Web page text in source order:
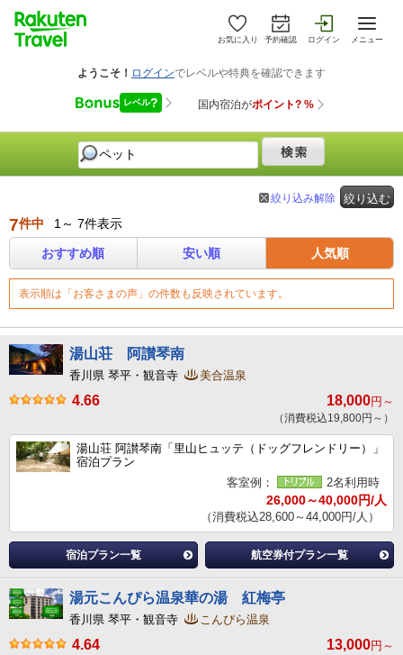
お気に入り 予約確認 ログイン メニュー
絞り込む
絞り込み解除
7件中 1～ 7件表示
おすすめ順 安い順 人気順
表示順は「お客さまの声」の件数も反映されています。
湯山荘 阿讃琴南
香川県 琴平・観音寺 美合温泉
4.66 18,000円～
（消費税込19,800円～）
湯山荘 阿讃琴南「里山ヒュッテ（ドッグフレンドリー）」
宿泊プラン
客室例：
2名利用時
26,000～40,000円/人
（消費税込28,600～44,000円/人）
宿泊プラン一覧 航空券付プラン一覧
湯元こんぴら温泉華の湯 紅梅亭
香川県 琴平・観音寺 こんぴら温泉
4.64 13,000円～